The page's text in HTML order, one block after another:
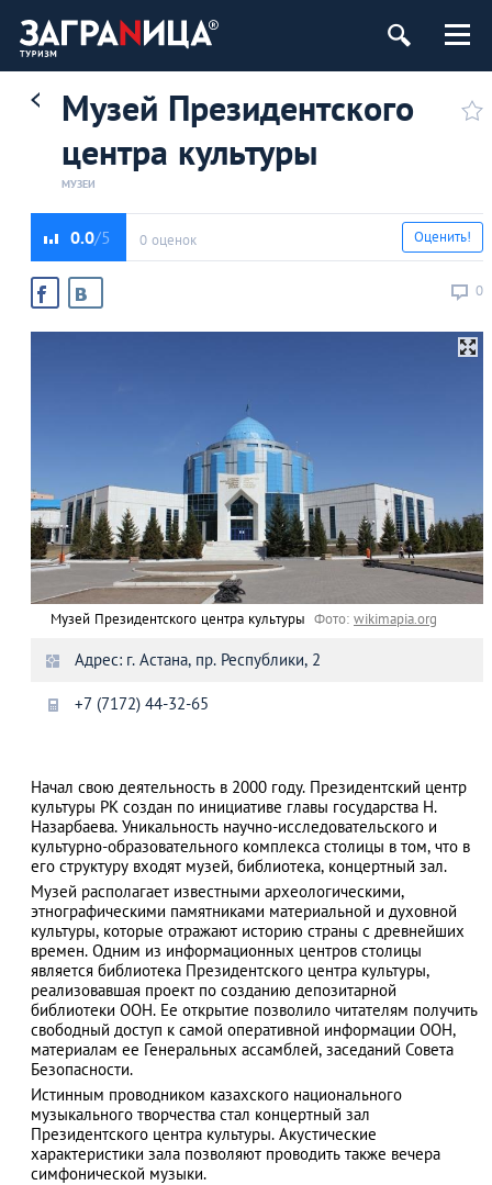
АЗАД
Музей Президентского
центра культуры
МУЗЕИ
0.0 0 оценок
0
Оценить!
Музей Президентского центра культуры Фото:wikimapia.org
Адрес: г. Астана, пр. Республики, 2
+7 (7172) 44-32-65
Начал свою деятельность в 2000 году. Президентский центр
культуры РК создан по инициативе главы государства Н.
Назарбаева. Уникальность научно-исследовательского и
культурно-образовательного комплекса столицы в том, что в
его структуру входят музей, библиотека, концертный зал.
Музей располагает известными археологическими,
этнографическими памятниками материальной и духовной
культуры, которые отражают историю страны с древнейших
времен. Одним из информационных центров столицы
является библиотека Президентского центра культуры,
реализовавшая проект по созданию депозитарной
библиотеки ООН. Ее открытие позволило читателям получить
свободный доступ к самой оперативной информации ООН,
материалам ее Генеральных ассамблей, заседаний Совета
Безопасности.
Истинным проводником казахского национального
музыкального творчества стал концертный зал
Президентского центра культуры. Акустические
характеристики зала позволяют проводить также вечера
симфонической музыки.